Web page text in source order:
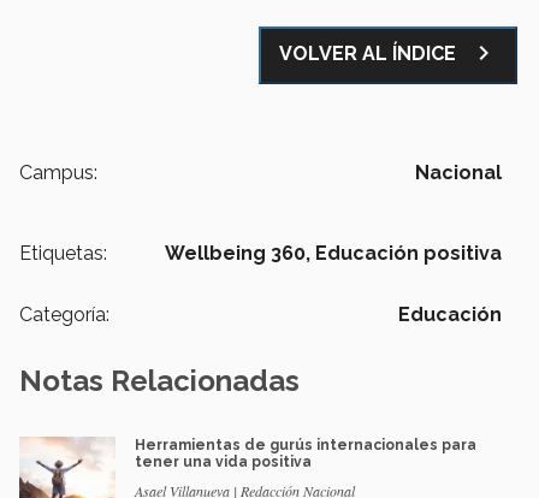
VOLVER AL ÍNDICE navigate_next
Campus: Nacional
Etiquetas: Wellbeing 360, Educación positiva
Categoría: Educación
Notas Relacionadas
Herramientas de gurús internacionales para
tener una vida positiva
Asael Villanueva | Redacción Nacional